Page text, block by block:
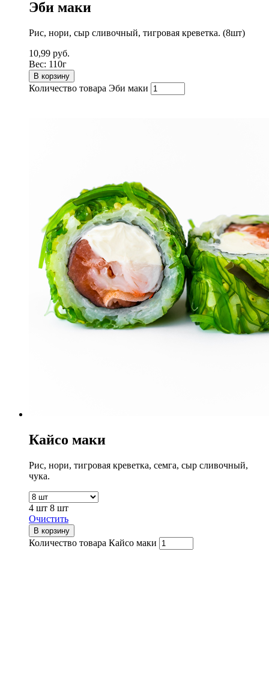
Эби маки
Рис, нори, сыр сливочный, тигровая креветка. (8шт)
10,99 руб.
Вес: 110г
В корзину
Количество товара Эби маки
Кайсо маки
Рис, нори, тигровая креветка, семга, сыр сливочный,
чука.
4 шт 8 шт
Очистить
В корзину
Количество товара Кайсо маки